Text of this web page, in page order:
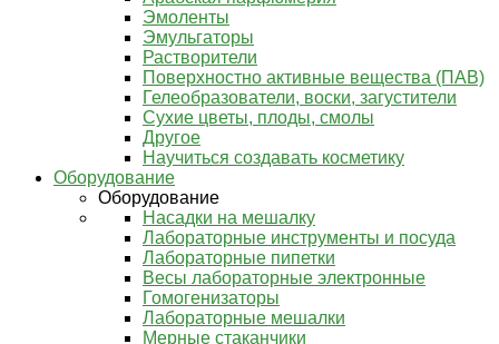
Эмоленты
Эмульгаторы
Растворители
Поверхностно активные вещества (ПАВ)
Гелеобразователи, воски, загустители
Сухие цветы, плоды, смолы
Другое
Научиться создавать косметику
Оборудование
Оборудование
Насадки на мешалку
Лабораторные инструменты и посуда
Лабораторные пипетки
Весы лабораторные электронные
Гомогенизаторы
Лабораторные мешалки
Мерные стаканчики